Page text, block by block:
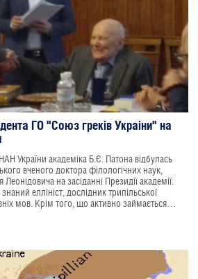
ГО "Союз греків Украіни" на
України академіка Б.Є. Патона відбулась
вченого доктора філологічних наук,
на засіданні Президії академії.
еллініст, дослідник трипільської
мов. Крім того, що активно займається
академії вищої освіти, віце-президентом ГО